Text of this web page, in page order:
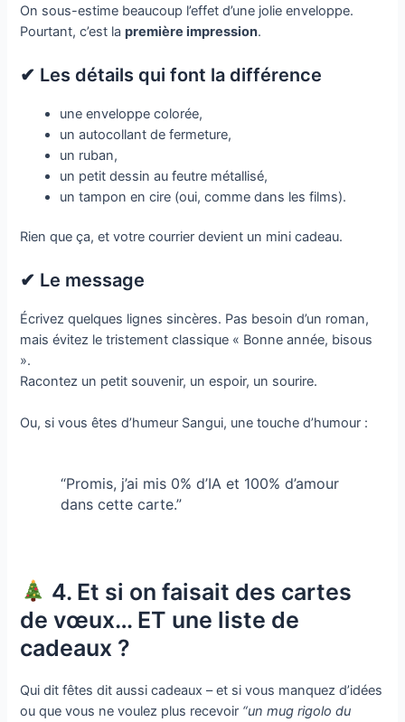
On sous-estime beaucoup l’effet d’une jolie enveloppe.
Pourtant, c’est lapremière impression.
✔ Les détails qui font la différence
une enveloppe colorée,
un autocollant de fermeture,
un ruban,
un petit dessin au feutre métallisé,
un tampon en cire (oui, comme dans les films).
Rien que ça, et votre courrier devient un mini cadeau.
✔ Le message
Écrivez quelques lignes sincères. Pas besoin d’un roman,
mais évitez le tristement classique « Bonne année, bisous
».
Racontez un petit souvenir, un espoir, un sourire.
Ou, si vous êtes d’humeur Sangui, une touche d’humour :
“Promis, j’ai mis 0% d’IA et 100% d’amour
dans cette carte.”
4. Et si on faisait des cartes
de vœux… ET une liste de
cadeaux ?
Qui dit fêtes dit aussi cadeaux – et si vous manquez d’idées
ou que vous ne voulez plus recevoir “un mug rigolo du